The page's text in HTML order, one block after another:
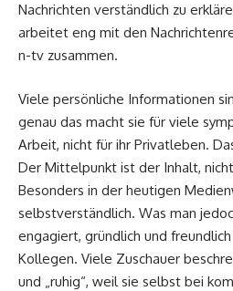
Nachrichten verständlich zu
arbeitet eng mit den
n-tv zusammen.
Viele persönliche Informationen
genau das macht sie für viele
Arbeit, nicht für ihr Privatleben.
Der Mittelpunkt ist der Inhalt,
Besonders in der heutigen
selbstverständlich. Was man
engagiert, gründlich und
Kollegen. Viele Zuschauer
und „ruhig“, weil sie selbst bei